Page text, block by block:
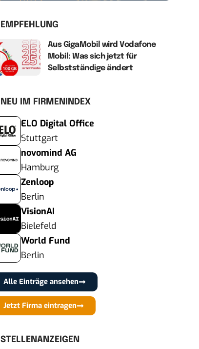
EMPFEHLUNG
Aus GigaMobil wird Vodafone
Mobil: Was sich jetzt für
Selbstständige ändert
NEU IM FIRMENINDEX
ELO Digital Office
Stuttgart
novomind AG
Hamburg
Zenloop
Berlin
VisionAI
Bielefeld
World Fund
Berlin
Alle Einträge ansehen
Jetzt Firma eintragen
STELLENANZEIGEN